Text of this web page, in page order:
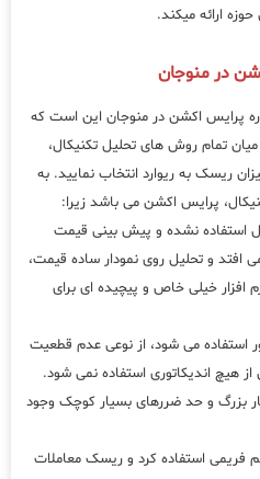
ارائه میکند.
در منوجان
پرایس اکشن در منوجان این است که
تمام روش های تحلیل تکنیکال،
ریسک به ریوارد انتخاب نمایید. به
پرایس اکشن می باشد زیرا:
استفاده نشده و پیش بینی قیمت
افتد و تحلیل روی نمودار ساده قیمت،
خیلی خاص و پیچیده ای برای
استفاده می شود، از نوعی عدم قطعیت
هیچ اندیکاتوری استفاده نمی شود.
بزرگ و حد ضررهای بسیار کوچک وجود
فریمی استفاده کرد و ریسک معاملات